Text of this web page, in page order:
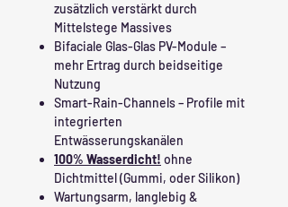
zusätzlich verstärkt durch
Mittelstege Massives
Bifaciale Glas-Glas PV-Module –
mehr Ertrag durch beidseitige
Nutzung
Smart-Rain-Channels – Profile mit
integrierten
Entwässerungskanälen
100% Wasserdicht! ohne
Dichtmittel (Gummi, oder Silikon)
Wartungsarm, langlebig &